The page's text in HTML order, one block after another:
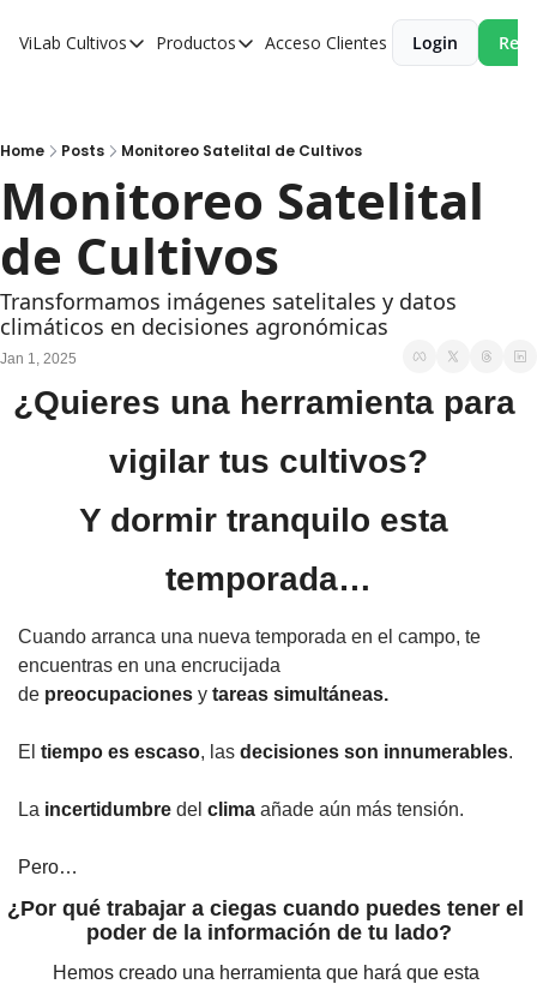
ViLab Cultivos
Cultivos
Olivos
Cítricos
Cerezos
Almendros
Arándanos
Tabaco
Avellanos
Productos
Productos
Estudio de Zonificación
Monitoreo Satelital de Cultivos
Acceso Clientes Login
Home Posts Monitoreo Satelital de Cultivos
Monitoreo Satelital
de Cultivos
Transformamos imágenes satelitales y datos
climáticos en decisiones agronómicas
Jan 1, 2025
¿Quieres una herramienta para
vigilar tus cultivos?
Y dormir tranquilo esta
temporada…
Cuando arranca una nueva temporada en el campo, te
encuentras en una encrucijada
de preocupaciones y tareas simultáneas.
El tiempo es escaso, las decisiones son innumerables.
La incertidumbre del clima añade aún más tensión.
Pero…
¿Por qué trabajar a ciegas cuando puedes tener el
poder de la información de tu lado?
Hemos creado una herramienta que hará que esta